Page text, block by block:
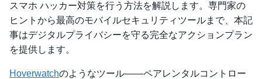
スマホ ハッカー対策を行う方法を解説します。専門家の
ヒントから最高のモバイルセキュリティツールまで、本記
事はデジタルプライバシーを守る完全なアクションプラン
を提供します。
Hoverwatchのようなツール——ペアレンタルコントロー